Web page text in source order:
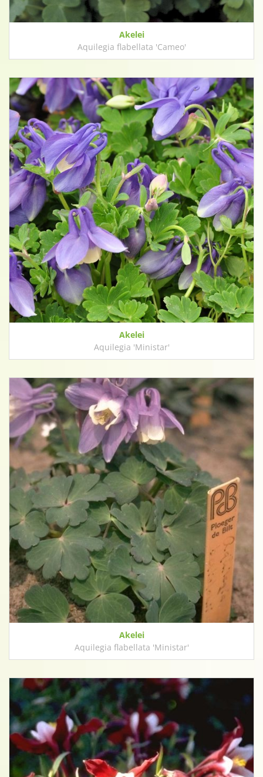
Akelei
Aquilegia flabellata 'Cameo'
Akelei
Aquilegia 'Ministar'
Akelei
Aquilegia flabellata 'Ministar'